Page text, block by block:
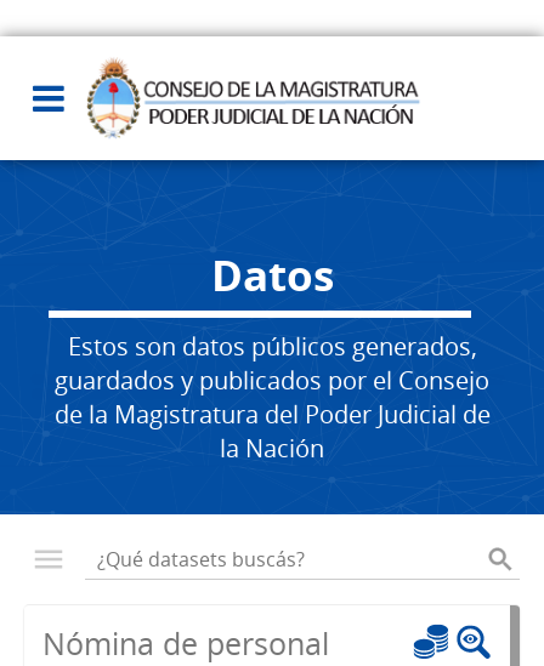
Datos
Estos son datos públicos generados,
guardados y publicados por el Consejo
de la Magistratura del Poder Judicial de
la Nación
Nómina de personal